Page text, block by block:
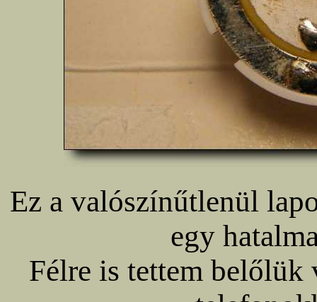
Ez a valószínűtlenül
egy
Félre is tettem belőlük